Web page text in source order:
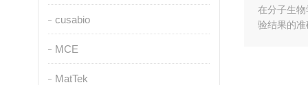
cusabio
MCE
MatTek
在分子生
验结果的